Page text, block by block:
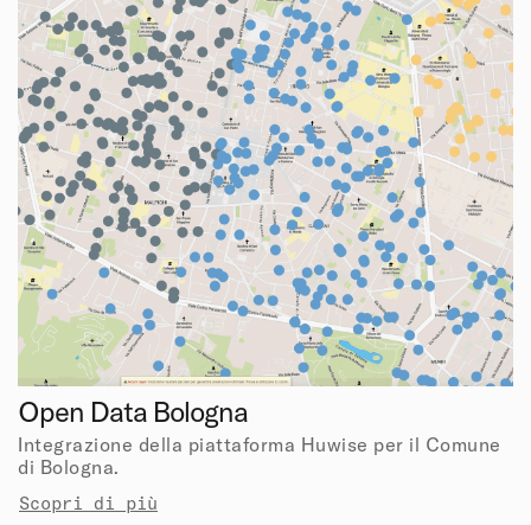
Open Data Bologna
Integrazione della piattaforma Huwise per il Comune
di Bologna.
Scopri di più